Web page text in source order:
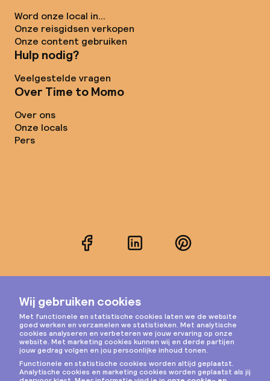
Word onze local in...
Onze reisgidsen verkopen
Onze content gebruiken
Hulp nodig?
Veelgestelde vragen
Over Time to Momo
Over ons
Onze locals
Pers
FacebookLinkedInPinterest
Instagram